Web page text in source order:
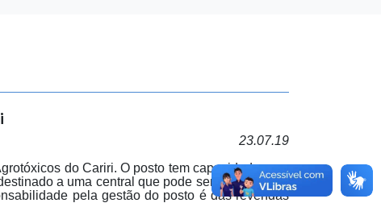
23.07.19
do Cariri. O posto tem capacidade para
a uma central que pode ser Mossoró/RN
pela gestão do posto é das revendas